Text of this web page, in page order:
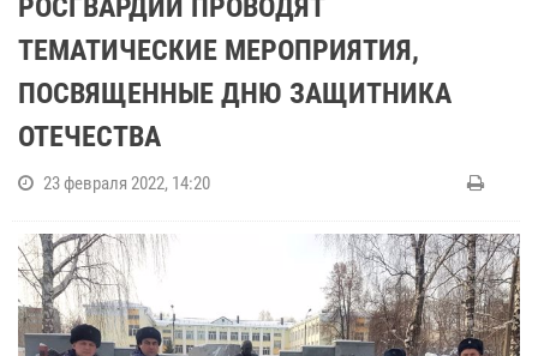
РОСГВАРДИИ ПРОВОДЯТ
ТЕМАТИЧЕСКИЕ МЕРОПРИЯТИЯ,
ПОСВЯЩЕННЫЕ ДНЮ ЗАЩИТНИКА
ОТЕЧЕСТВА
23 февраля 2022, 14:20